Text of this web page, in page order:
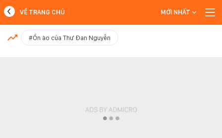
MỚI NHẤT
VỀ TRANG CHỦ MỚI NHẤT
#Ồn ào của Thư Đan Nguyễn